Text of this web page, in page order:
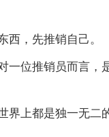
西，先推销自己。
一位推销员而言，
界上都是独一无二